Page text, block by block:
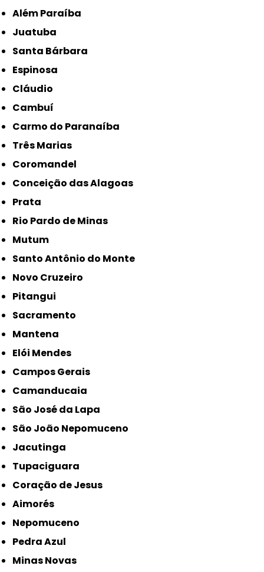
Além Paraíba
Juatuba
Santa Bárbara
Espinosa
Cláudio
Cambuí
Carmo do Paranaíba
Três Marias
Coromandel
Conceição das Alagoas
Prata
Rio Pardo de Minas
Mutum
Santo Antônio do Monte
Novo Cruzeiro
Pitangui
Sacramento
Mantena
Elói Mendes
Campos Gerais
Camanducaia
São José da Lapa
São João Nepomuceno
Jacutinga
Tupaciguara
Coração de Jesus
Aimorés
Nepomuceno
Pedra Azul
Minas Novas